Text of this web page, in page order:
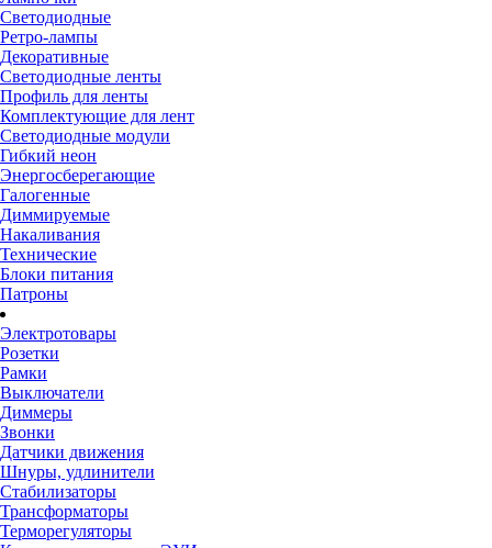
Светодиодные
Ретро-лампы
Декоративные
Светодиодные ленты
Профиль для ленты
Комплектующие для лент
Светодиодные модули
Гибкий неон
Энергосберегающие
Галогенные
Диммируемые
Накаливания
Технические
Блоки питания
Патроны
Электротовары
Розетки
Рамки
Выключатели
Диммеры
Звонки
Датчики движения
Шнуры, удлинители
Стабилизаторы
Трансформаторы
Терморегуляторы